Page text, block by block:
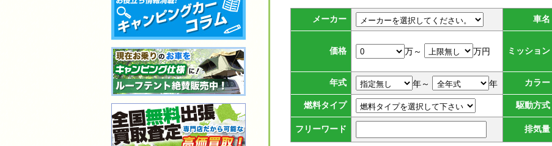
メーカー 車名
価格 万～ 万円 ミッション
年式 年～ 年 カラー
燃料タイプ 駆動方式
フリーワード 排気量